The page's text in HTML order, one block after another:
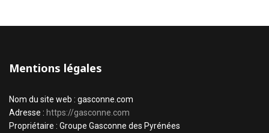
Mentions légales
Nom du site web : gasconne.com
Adresse : https://gasconne.com
Propriétaire : Groupe Gasconne des Pyrénées